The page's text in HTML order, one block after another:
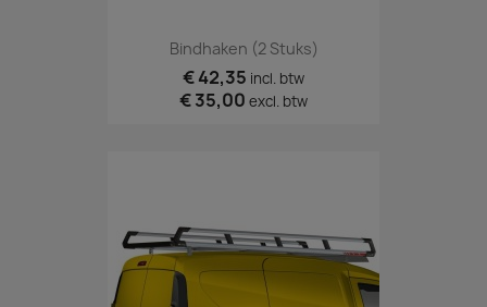
Bindhaken (2 Stuks)
€ 42,35 incl. btw
€ 35,00 excl. btw